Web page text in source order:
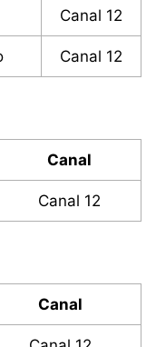
Canal 12
Canal 12
Canal
Canal 12
Canal